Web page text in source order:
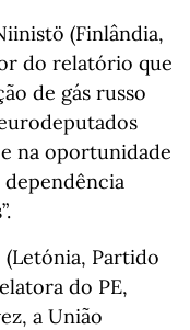
(Finlândia,
do relatório que
de gás russo
na oportunidade
dependência
(Letónia, Partido
do PE,
a União